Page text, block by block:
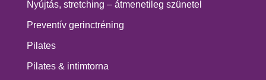
Nyújtás, stretching – átmenetileg szünetel
Preventív gerinctréning
Pilates
Pilates & intimtorna